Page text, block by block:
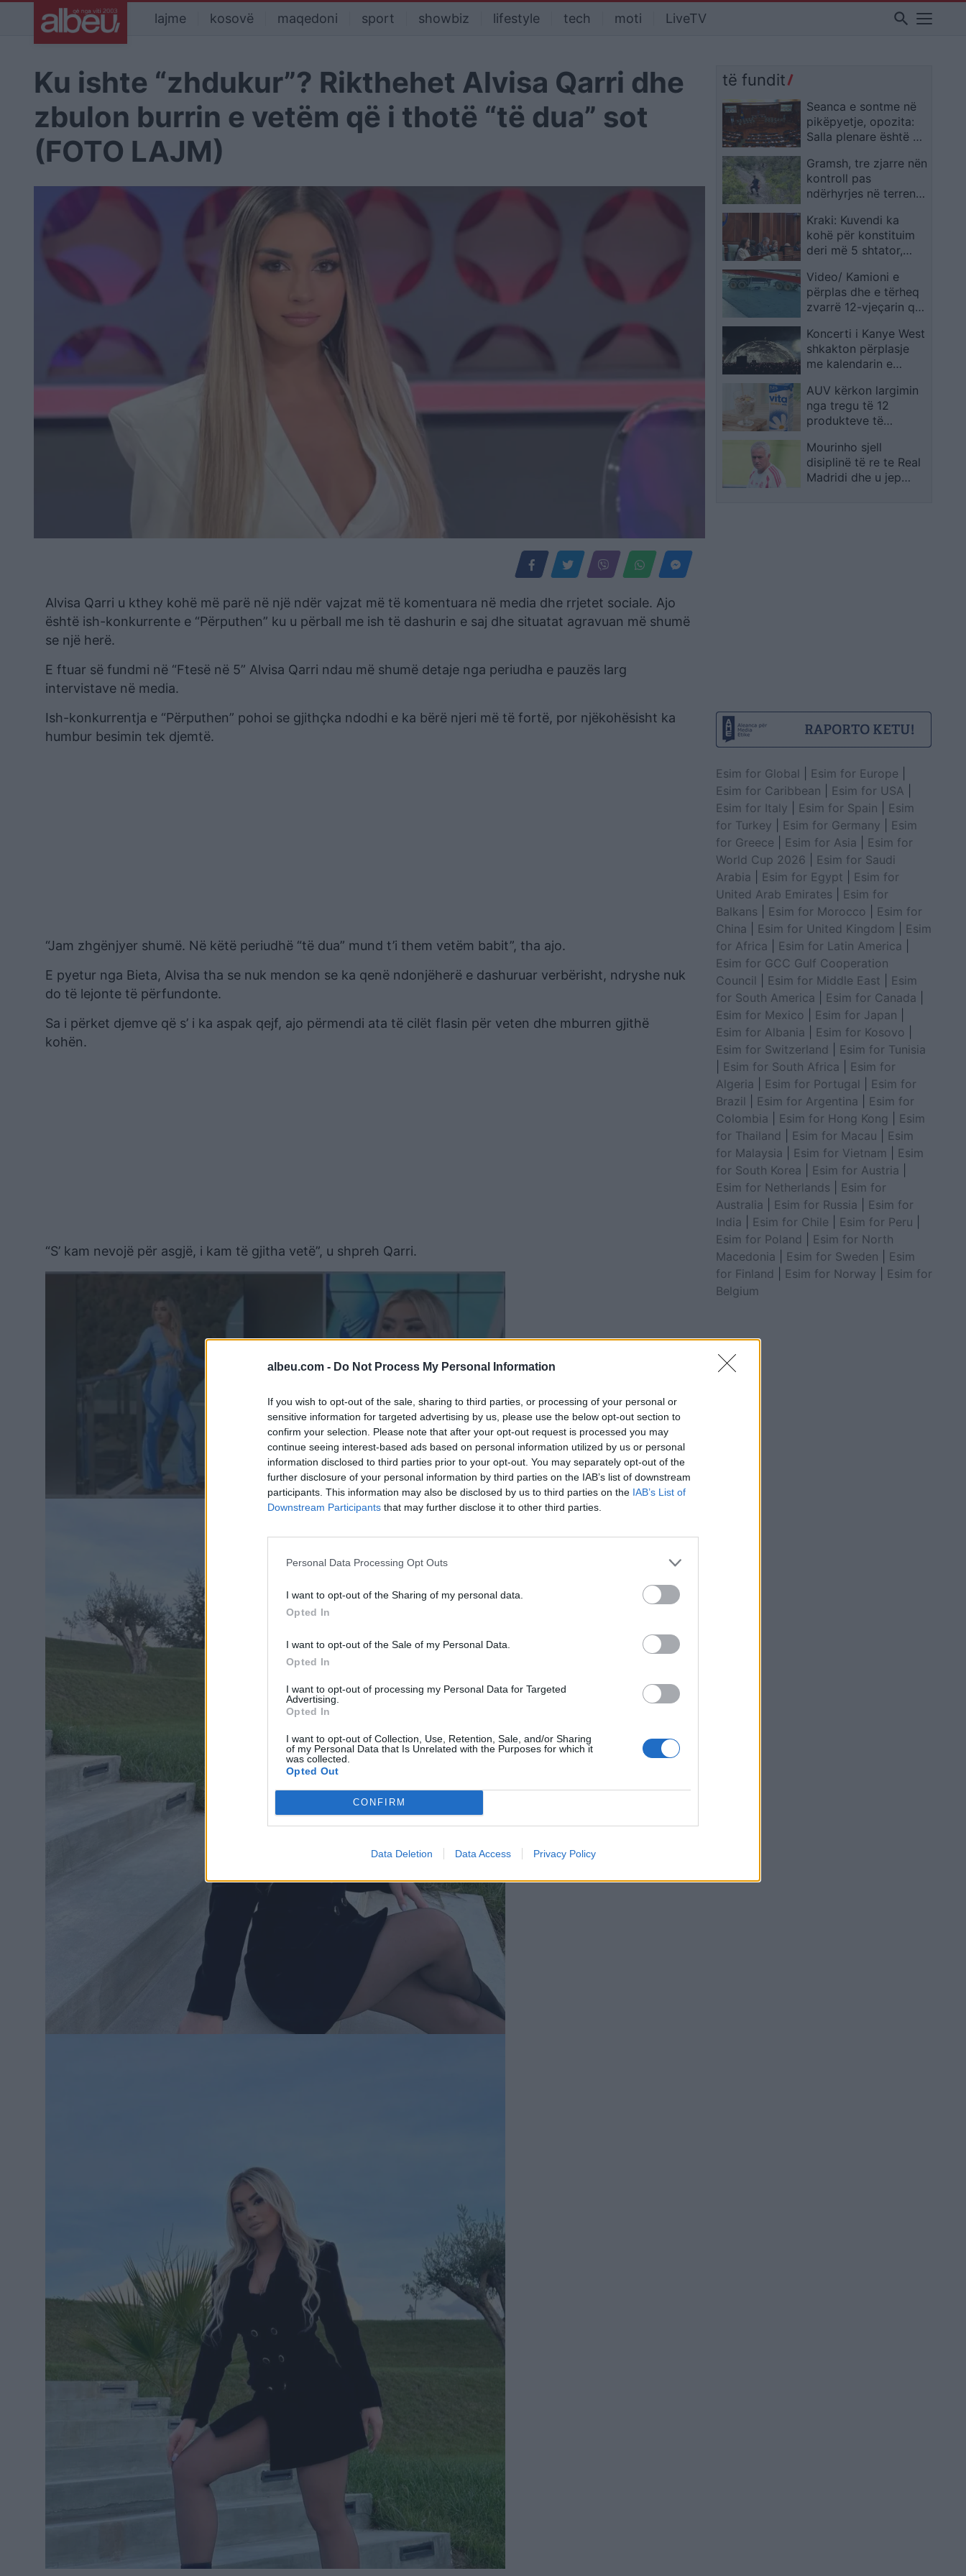
albeu.com - Do Not Process My Personal Information
If you wish to opt-out of the sale, sharing to third parties, or processing of your personal or
sensitive information for targeted advertising by us, please use the below opt-out section to
confirm your selection. Please note that after your opt-out request is processed you may
continue seeing interest-based ads based on personal information utilized by us or personal
information disclosed to third parties prior to your opt-out. You may separately opt-out of the
further disclosure of your personal information by third parties on the IAB’s list of downstream
participants. This information may also be disclosed by us to third parties on the IAB’s List of
Downstream Participants that may further disclose it to other third parties.
Personal Data Processing Opt Outs
I want to opt-out of the Sharing of my personal data.
Opted In
I want to opt-out of the Sale of my Personal Data.
Opted In
I want to opt-out of processing my Personal Data for Targeted
Advertising.
Opted In
I want to opt-out of Collection, Use, Retention, Sale, and/or Sharing
of my Personal Data that Is Unrelated with the Purposes for which it
was collected.
Opted Out
CONFIRM
Data Deletion Data Access Privacy Policy
lajme kosovë maqedoni sport showbiz lifestyle tech moti LiveTV search
Ku ishte “zhdukur”? Rikthehet Alvisa Qarri dhe
zbulon burrin e vetëm që i thotë “të dua” sot
(FOTO LAJM)
Alvisa Qarri u kthey kohë më parë në një ndër vajzat më të komentuara në media dhe rrjetet sociale. Ajo
është ish-konkurrente e “Përputhen” ku u përball me ish të dashurin e saj dhe situatat agravuan më shumë
se një herë.
E ftuar së fundmi në “Ftesë në 5” Alvisa Qarri ndau më shumë detaje nga periudha e pauzës larg
intervistave në media.
Ish-konkurrentja e “Përputhen” pohoi se gjithçka ndodhi e ka bërë njeri më të fortë, por njëkohësisht ka
humbur besimin tek djemtë.
“Jam zhgënjyer shumë. Në këtë periudhë “të dua” mund t’i them vetëm babit”, tha ajo.
E pyetur nga Bieta, Alvisa tha se nuk mendon se ka qenë ndonjëherë e dashuruar verbërisht, ndryshe nuk
do të lejonte të përfundonte.
Sa i përket djemve që s’ i ka aspak qejf, ajo përmendi ata të cilët flasin për veten dhe mburren gjithë
kohën.
“S’ kam nevojë për asgjë, i kam të gjitha vetë”, u shpreh Qarri.
të fundit
Seanca e sontme në
pikëpyetje, opozita:
Salla plenare është e
Gramsh, tre zjarre nën
kontroll pas
ndërhyrjes në terrene
Kraki: Kuvendi ka
kohë për konstituim
deri më 5 shtator,
Video/ Kamioni e
përplas dhe e tërheq
zvarrë 12-vjeçarin që
shkolla, i mituri
shpëton mrekullisht
Koncerti i Kanye West
shkakton përplasje
me kalendarin e
Kazakistan
AUV kërkon largimin
nga tregu të 12
produkteve të
Mourinho sjell
disiplinë të re te Real
Madridi dhe u jep
Esim for Global Esim for Europe
Esim for Caribbean
Esim for USA
Esim for Italy
Esim for Spain
Esim
for Turkey
Esim for Germany
Esim
for Greece
Esim for Asia
Esim for
World Cup 2026
Esim for Saudi
Arabia
Esim for Egypt
Esim for
United Arab Emirates
Esim for
Balkans
Esim for Morocco
Esim for
China
Esim for United Kingdom
Esim
for Africa
Esim for Latin America
Esim for GCC Gulf Cooperation
Council
Esim for Middle East
Esim
for South America
Esim for Canada
Esim for Mexico
Esim for Japan
Esim for Albania
Esim for Kosovo
Esim for Switzerland
Esim for Tunisia
Esim for South Africa
Esim for
Algeria
Esim for Portugal
Esim for
Brazil
Esim for Argentina
Esim for
Colombia
Esim for Hong Kong
Esim
for Thailand
Esim for Macau
Esim
for Malaysia
Esim for Vietnam
Esim
for South Korea
Esim for Austria
Esim for Netherlands
Esim for
Australia
Esim for Russia
Esim for
India
Esim for Chile Esim for Peru
Esim for Poland
Esim for North
Macedonia
Esim for Sweden
Esim
for Finland
Esim for Norway
Esim for
Belgium